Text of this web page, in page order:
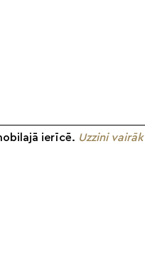
ierīcē. Uzzini vairāk